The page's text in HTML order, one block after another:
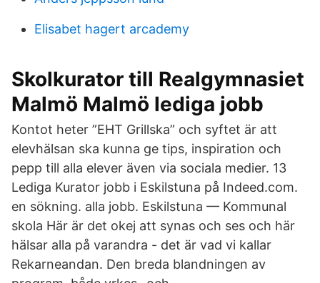
Elisabet hagert arcademy
Skolkurator till Realgymnasiet
Malmö Malmö lediga jobb
Kontot heter ”EHT Grillska” och syftet är att
elevhälsan ska kunna ge tips, inspiration och
pepp till alla elever även via sociala medier. 13
Lediga Kurator jobb i Eskilstuna på Indeed.com.
en sökning. alla jobb. Eskilstuna — Kommunal
skola Här är det okej att synas och ses och här
hälsar alla på varandra - det är vad vi kallar
Rekarneandan. Den breda blandningen av